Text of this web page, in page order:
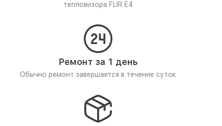
тепловизора FLIR E4
Ремонт за 1 день
Обычно ремонт завершается в течение суток